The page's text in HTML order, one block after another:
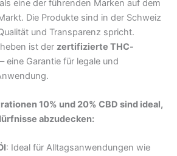
eine der führenden Marken auf dem
Die Produkte sind in der Schweiz
und Transparenz spricht.
ist der zertifizierte THC-
eine Garantie für legale und
10% und 20% CBD sind ideal,
abzudecken:
: Ideal für Alltagsanwendungen wie